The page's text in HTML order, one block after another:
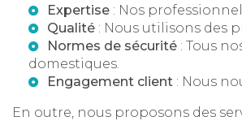
Expertise : Nos
Qualité : Nous utilisons des
Normes de sécurité : Tous
domestiques.
Engagement client : Nous
En outre, nous proposons des